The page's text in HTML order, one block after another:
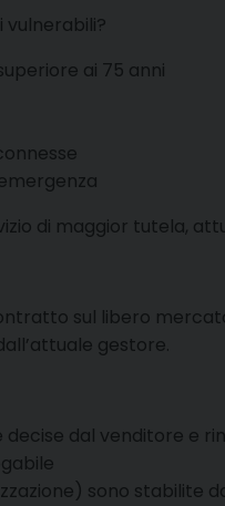
vulnerabili?
ai 75 anni
di maggior tutela,
sul libero
gestore.
dal venditore e
sono stabilite